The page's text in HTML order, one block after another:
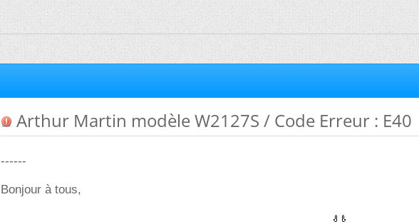
Arthur Martin modèle W2127S / Code Erreur : E40
------
Bonjour à tous,